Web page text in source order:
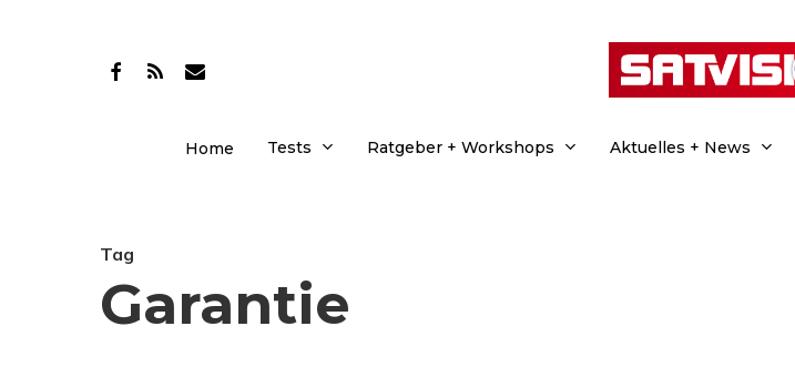
facebook
RSS email
Home Tests Ratgeber + Workshops Aktuelles + News
Tag
Garantie